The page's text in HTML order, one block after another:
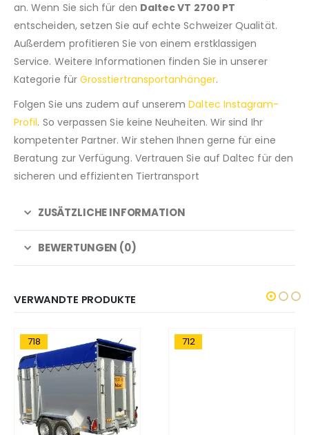
an. Wenn Sie sich für den Daltec VT 2700 PT
entscheiden, setzen Sie auf echte Schweizer Qualität.
Außerdem profitieren Sie von einem erstklassigen
Service. Weitere Informationen finden Sie in unserer
Kategorie für Grosstiertransportanhänger.
Folgen Sie uns zudem auf unseremDaltec Instagram-
Profil. So verpassen Sie keine Neuheiten. Wir sind Ihr
kompetenter Partner. Wir stehen Ihnen gerne für eine
Beratung zur Verfügung. Vertrauen Sie auf Daltec für den
sicheren und effizienten Tiertransport
ZUSÄTZLICHE INFORMATION
BEWERTUNGEN (0)
VERWANDTE PRODUKTE
718 712